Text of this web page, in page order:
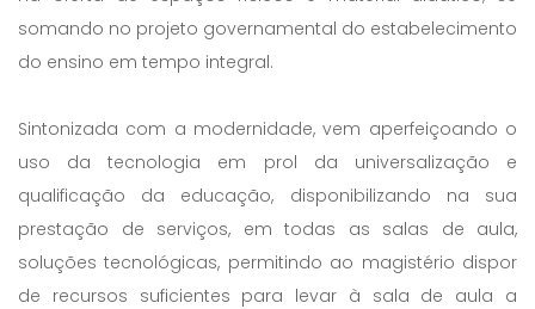
somando no projeto governamental do estabelecimento
do ensino em tempo integral.
Sintonizada com a modernidade, vem aperfeiçoando o
uso da tecnologia em prol da universalização e
qualificação da educação, disponibilizando na sua
prestação de serviços, em todas as salas de aula,
soluções tecnológicas, permitindo ao magistério dispor
de recursos suficientes para levar à sala de aula a